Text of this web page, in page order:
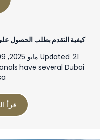
كيفية التقدم بطلب الحصول
have several Dubai
…
اقرأ